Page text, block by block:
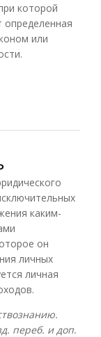
которой
определенная
или
каким-
он
личных
личная
переб. и доп.